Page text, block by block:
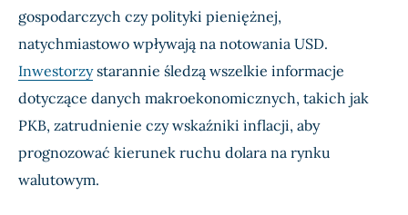
gospodarczych czy polityki pieniężnej,
natychmiastowo wpływają na notowania USD.
Inwestorzystarannie śledzą wszelkie informacje
dotyczące danych makroekonomicznych, takich jak
PKB, zatrudnienie czy wskaźniki inflacji, aby
prognozować kierunek ruchu dolara na rynku
walutowym.